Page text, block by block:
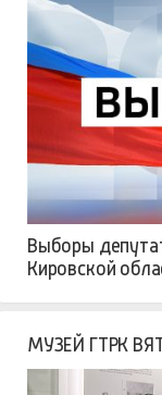
Выборы
Кировской
МУЗЕЙ ГТРК